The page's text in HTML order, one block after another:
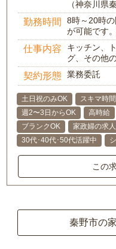
（神奈川県
勤務時間
8時～20時
が可能です
仕事内容
キッチン、
グ、その他
契約形態 業務委託
土日祝のみOK スキマ時
週2〜3日からOK
高時給
ブランクOK
家政婦の求人
30代･40代･50代活躍中
この
秦野市の